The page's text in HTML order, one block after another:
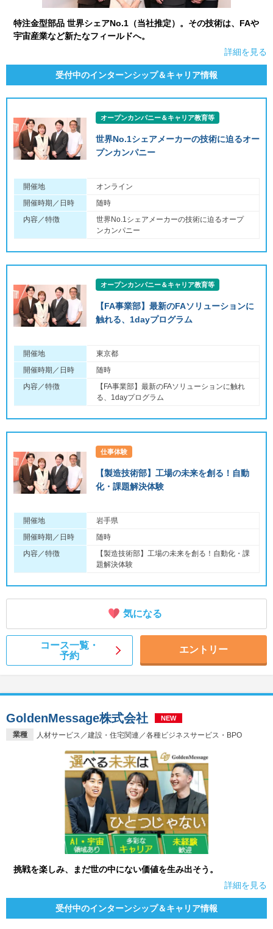
特注金型部品 世界シェアNo.1（当社推定）。その技術は、FAや
宇宙産業など新たなフィールドへ。
詳細を見る
受付中のインターンシップ＆キャリア情報
オープンカンパニー＆キャリア教育等
世界No.1シェアメーカーの技術に迫るオー
プンカンパニー
開催地
オンライン
開催時期／日時
随時
内容／特徴
世界No.1シェアメーカーの技術に迫るオープ
ンカンパニー
オープンカンパニー＆キャリア教育等
【FA事業部】最新のFAソリューションに
触れる、1dayプログラム
開催地
東京都
開催時期／日時
随時
内容／特徴
【FA事業部】最新のFAソリューションに触れ
る、1dayプログラム
仕事体験
【製造技術部】工場の未来を創る！自動
化・課題解決体験
開催地
岩手県
開催時期／日時
随時
内容／特徴
【製造技術部】工場の未来を創る！自動化・課
題解決体験
気になる
コース一覧・
予約
エントリー
業種 人材サービス／建設・住宅関連／各種ビジネスサービス・BPO
GoldenMessage株式会社 NEW
挑戦を楽しみ、まだ世の中にない価値を生み出そう。
詳細を見る
受付中のインターンシップ＆キャリア情報